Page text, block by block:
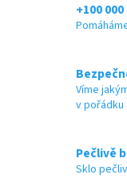
+100
Víme
v pořádku
Pečlivě
Sklo